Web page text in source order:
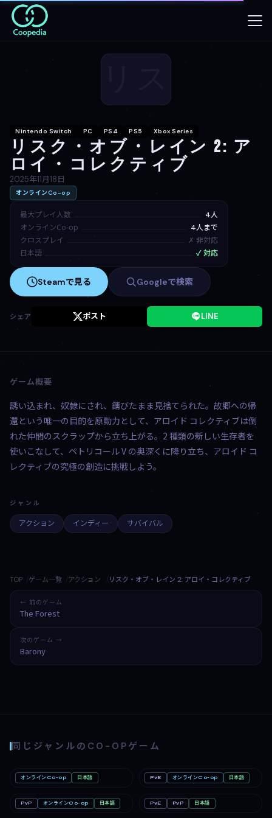
Nintendo Switch PC PS4 PS5 Xbox Series
リスク・オブ・レイン 2: ア
ロイ・コレクティブ
2025年11月18日
オンラインCo-op
最大プレイ人数 4人
オンラインCo-op 4人まで
クロスプレイ ✗ 非対応
日本語 ✓ 対応
Steamで見る Googleで検索
シェア ポスト LINE
ゲーム概要
誘い込まれ、奴隷にされ、錆びたまま見捨てられた。故郷への帰
還という唯一の目的を原動力として、アロイド コレクティブは倒
れた仲間のスクラップから立ち上がる。2 種類の新しい生存者を
使いこなして、ペトリコール V の奥深くに降り立ち、アロイド コ
レクティブの究極の創造に挑戦しよう。
ジャンル
アクション インディー サバイバル
TOP ゲーム一覧 アクション リスク・オブ・レイン 2: アロイ・コレクティブ
← 前のゲーム
The Forest
次のゲーム →
Barony
同じジャンルのCO-OPゲーム
Romestead
オンラインCo-op 日本語 PC
どろぼうノーム
PvE オンラインCo-op 日本語
PC
めっちゃカメレオン
PvP オンラインCo-op 日本語
Minecraft: Java & Bedrock
PvE PvP 日本語